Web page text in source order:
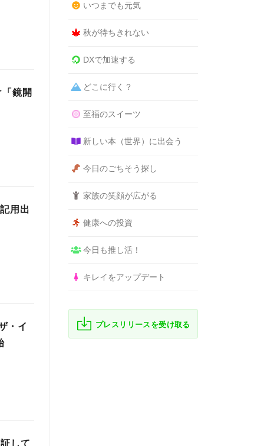
鏡開
用出
・イ
して
いつまでも元気
秋が待ちきれない
DXで加速する
どこに行く？
至福のスイーツ
新しい本（世界）に出会う
今日のごちそう探し
家族の笑顔が広がる
健康への投資
今日も推し活！
キレイをアップデート
プレスリリースを受け取る